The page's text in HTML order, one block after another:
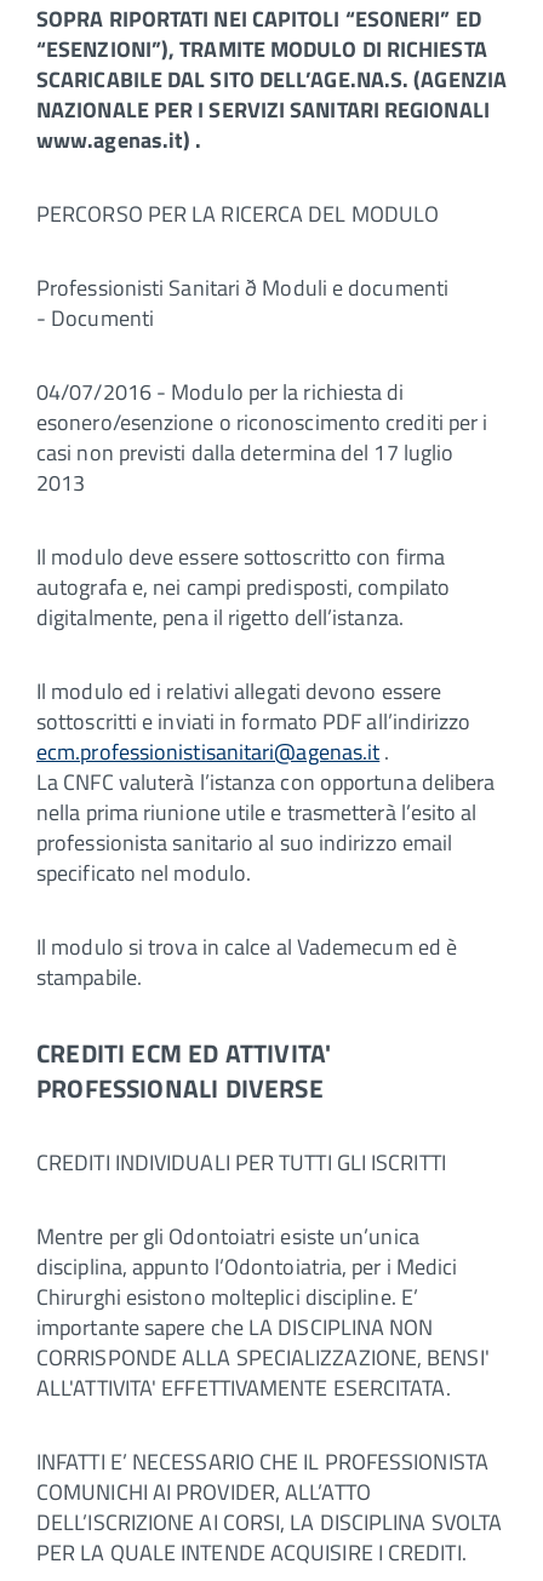
SOPRA RIPORTATI NEI CAPITOLI “ESONERI” ED
“ESENZIONI”), TRAMITE MODULO DI RICHIESTA
SCARICABILE DAL SITO DELL’AGE.NA.S. (AGENZIA
NAZIONALE PER I SERVIZI SANITARI REGIONALI
www.agenas.it) .
PERCORSO PER LA RICERCA DEL MODULO
Professionisti Sanitari ð Moduli e documenti
- Documenti
04/07/2016 - Modulo per la richiesta di
esonero/esenzione o riconoscimento crediti per i
casi non previsti dalla determina del 17 luglio
2013
Il modulo deve essere sottoscritto con firma
autografa e, nei campi predisposti, compilato
digitalmente, pena il rigetto dell’istanza.
Il modulo ed i relativi allegati devono essere
sottoscritti e inviati in formato PDF all’indirizzo
ecm.professionistisanitari@agenas.it.
La CNFC valuterà l’istanza con opportuna delibera
nella prima riunione utile e trasmetterà l’esito al
professionista sanitario al suo indirizzo email
specificato nel modulo.
Il modulo si trova in calce al Vademecum ed è
stampabile.
CREDITI ECM ED ATTIVITA'
PROFESSIONALI DIVERSE
CREDITI INDIVIDUALI PER TUTTI GLI ISCRITTI
Mentre per gli Odontoiatri esiste un’unica
disciplina, appunto l’Odontoiatria, per i Medici
Chirurghi esistono molteplici discipline. E’
importante sapere che LA DISCIPLINA NON
CORRISPONDE ALLA SPECIALIZZAZIONE, BENSI'
ALL'ATTIVITA' EFFETTIVAMENTE ESERCITATA.
INFATTI E’ NECESSARIO CHE IL PROFESSIONISTA
COMUNICHI AI PROVIDER, ALL’ATTO
DELL’ISCRIZIONE AI CORSI, LA DISCIPLINA SVOLTA
PER LA QUALE INTENDE ACQUISIRE I CREDITI.